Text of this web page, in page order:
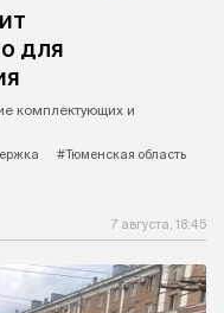
для
комплектующих и
#Тюменская область
7 августа, 18:45